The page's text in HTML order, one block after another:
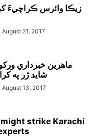
زيڪا وائرس ڪراچيءَ
August 21, 2017
ماهرين خبرداري
شايد ژر په
August 13, 2017
might strike Karachi